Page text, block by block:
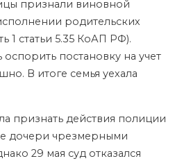
признали виновной
родительских
1 статьи 5.35 КоАП РФ).
постановку на учет
В итоге семья уехала
признать действия полиции
дочери чрезмерными
29 мая суд отказался